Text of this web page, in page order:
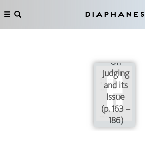
Diaphanes
On
Judging
and its
Issue
(p. 163 –
186)